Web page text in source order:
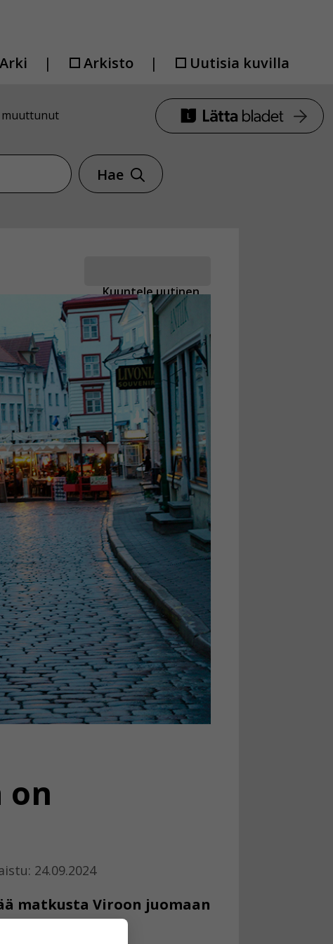
Arki Arkisto Uutisia kuvilla
muuttunut
Hae
Kuuntele uutinen
on
24.09.2024
matkusta Viroon juomaan